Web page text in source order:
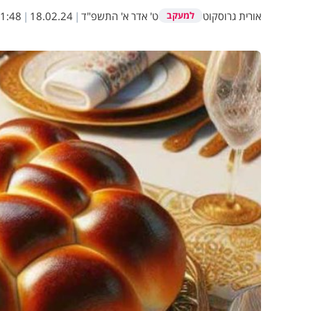
אורית גרוסקוט למעקב ט' אדר א' התשפ"ד |
18.02.24
|